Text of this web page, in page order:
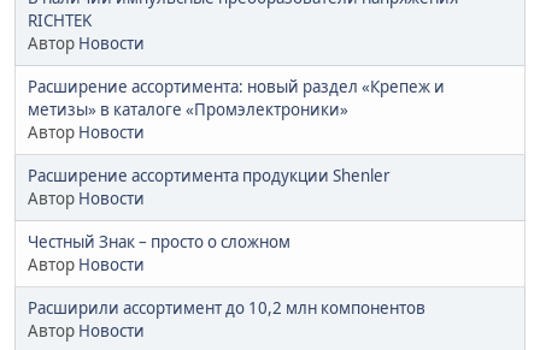
RICHTEK
Автор Новости
Расширение ассортимента: новый раздел «Крепеж и
метизы» в каталоге «Промэлектроники»
Автор Новости
Расширение ассортимента продукции Shenler
Автор Новости
Честный Знак – просто о сложном
Автор Новости
Расширили ассортимент до 10,2 млн компонентов
Автор Новости